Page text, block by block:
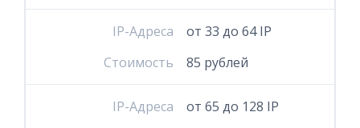
IP-Адреса
от 33 до 64 IP
Стоимость
85 рублей
IP-Адреса
от 65 до 128 IP